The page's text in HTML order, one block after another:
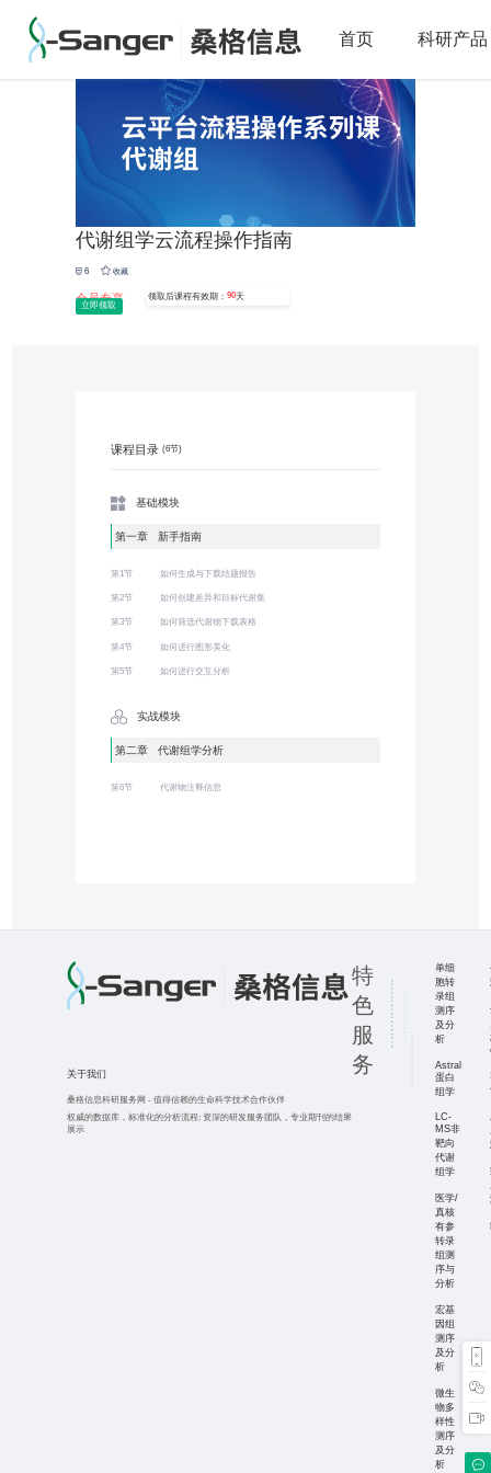
首页 科研产品
代谢组学云流程操作指南
会员专享 领取后课程有效期：90天
6 收藏
立即领取
课程目录 (6节)
基础模块
第一章 新手指南
第1节 如何生成与下载结题报告
第2节 如何创建差异和目标代谢集
第3节 如何筛选代谢物下载表格
第4节 如何进行图形美化
第5节 如何进行交互分析
实战模块
第二章 代谢组学分析
第6节 代谢物注释信息
关于我们
桑格信息科研服务网 - 值得信赖的生命科学技术合作伙伴
权威的数据库，标准化的分析流程; 资深的研发服务团队，专业期刊的结果
展示
特
色
服
务
单细
胞转
录组
测序
及分
析
Astral
蛋白
组学
LC-
MS非
靶向
代谢
组学
医学/
真核
有参
转录
组测
序与
分析
宏基
因组
测序
及分
析
微生
物多
样性
测序
及分
析